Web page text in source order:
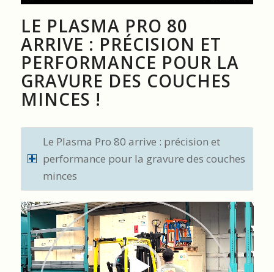
LE PLASMA PRO 80
ARRIVE : PRÉCISION ET
PERFORMANCE POUR LA
GRAVURE DES COUCHES
MINCES !
Le Plasma Pro 80 arrive : précision et
performance pour la gravure des couches
minces